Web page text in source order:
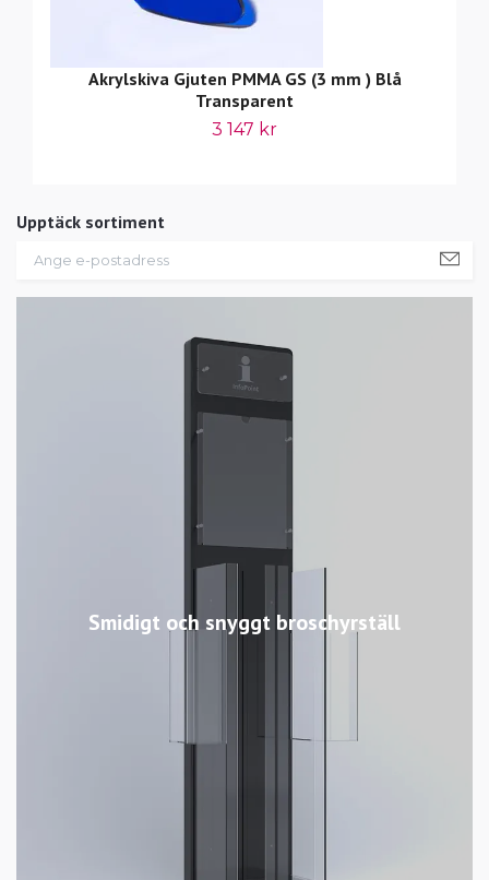
Upptäck sortiment
Smidigt och snyggt broschyrställ
Akrylskiva Gjuten PMMA GS (3 mm ) Blå
Transparent
3 147 kr